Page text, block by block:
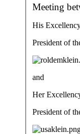
Meeting
His
President of
and
Her
President of